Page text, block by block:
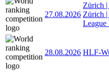
27.08.2026
Zürich |
Zürich
League
28.08.2026 HLF-